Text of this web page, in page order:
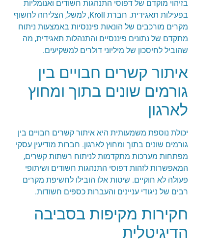
בזיהוי מוקדם של דפוסי התנהגות חשודים ואנומליות
בפעילות תאגידית. חברת Kroll, למשל, הצליחה לחשוף
מקרים מורכבים של הונאות פיננסיות באמצעות ניתוח
מתקדם של נתונים פיננסיים והתנהלות תאגידית, מה
שהוביל לחיסכון של מיליוני דולרים למשקיעים.
איתור קשרים חבויים בין
גורמים שונים בתוך ומחוץ
לארגון
יכולת נוספת משמעותית היא איתור קשרים חבויים בין
גורמים שונים בתוך ומחוץ לארגון. חברות מודיעין עסקי
מפתחות מערכות מתקדמות לניתוח רשתות קשרים,
המאפשרות לזהות דפוסי התנהגות חשודים ושיתופי
פעולה לא חוקיים. שיטות אלו הובילו לחשיפת מקרים
רבים של ניגודי עניינים והעברות כספים חשודות.
חקירות מקיפות בסביבה
הדיגיטלית